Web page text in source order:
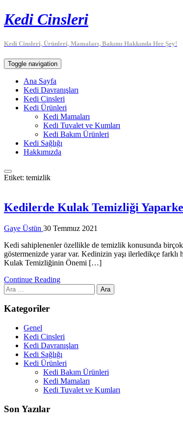
Kedi Cinsleri
Kedi Cinsleri, Ürünleri, Mamaları, Bakımı Hakkında Her Şey!
Toggle navigation
Ana Sayfa
Kedi Davranışları
Kedi Cinsleri
Kedi Ürünleri
Kedi Mamaları
Kedi Tuvalet ve Kumları
Kedi Bakım Ürünleri
Kedi Sağlığı
Hakkımızda
Etiket: temizlik
Kedilerde Kulak Temizliği
Gaye Üstün 30 Temmuz 2021
Kedi sahiplenenler özellikle de temizlik konusunda
göstermenizde yarar var. Kedinizin yaşı ilerledikçe farklı
Kulak Temizliğinin Önemi […]
Continue Reading
Arama:
Kategoriler
Genel
Kedi Cinsleri
Kedi Davranışları
Kedi Sağlığı
Kedi Ürünleri
Kedi Bakım Ürünleri
Kedi Mamaları
Kedi Tuvalet ve Kumları
Son Yazılar